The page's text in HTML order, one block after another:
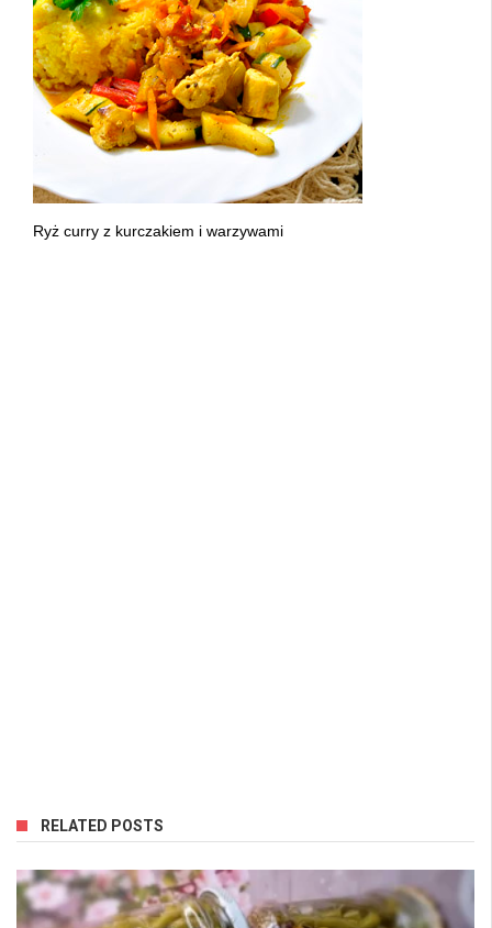
Ryż curry z kurczakiem i warzywami
RELATED POSTS